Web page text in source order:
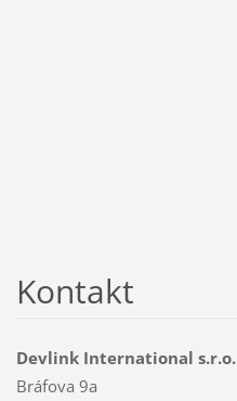
Kontakt
Devlink International s.r.o.
Bráfova 9a